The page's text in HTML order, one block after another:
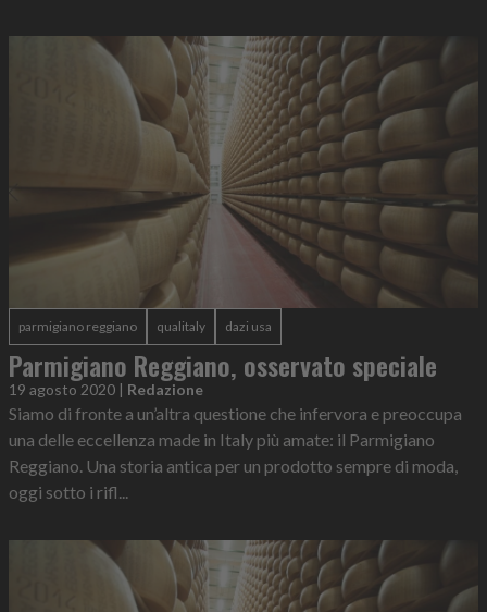
parmigiano reggiano qualitaly dazi usa
Parmigiano Reggiano, osservato speciale
19 agosto 2020 Redazione
Siamo di fronte a un’altra questione che infervora e preoccupa
una delle eccellenza made in Italy più amate: il Parmigiano
Reggiano. Una storia antica per un prodotto sempre di moda,
oggi sotto i rifl...